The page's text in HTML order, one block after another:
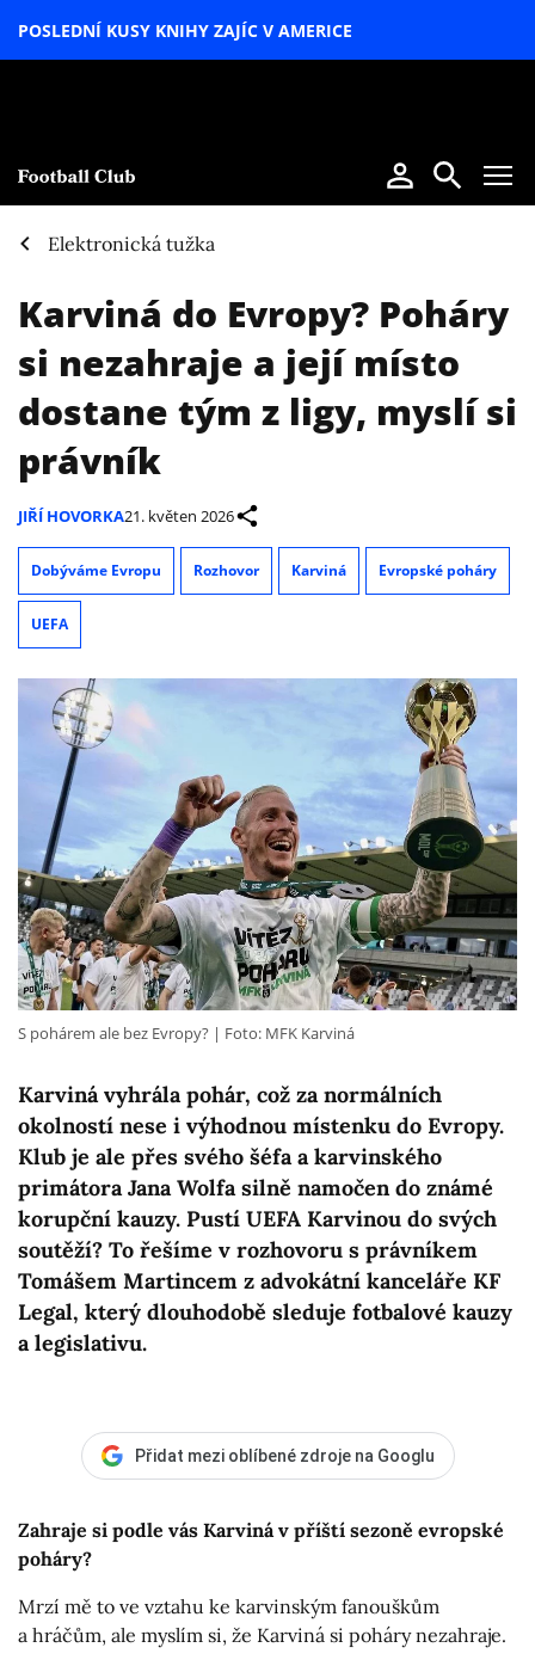
POSLEDNÍ KUSY KNIHY ZAJÍC V AMERICE
Elektronická tužka
Karviná do Evropy? Poháry
si nezahraje a její místo
dostane tým z ligy, myslí si
právník
JIŘÍ HOVORKA21. květen 2026
Dobýváme Evropu Rozhovor Karviná Evropské poháry
UEFA
Karviná vyhrála pohár, což za normálních
okolností nese i výhodnou místenku do Evropy.
Klub je ale přes svého šéfa a karvinského
primátora Jana Wolfa silně namočen do známé
korupční kauzy. Pustí UEFA Karvinou do svých
soutěží? To řešíme v rozhovoru s právníkem
Tomášem Martincem z advokátní kanceláře KF
Legal, který dlouhodobě sleduje fotbalové kauzy
a legislativu.
S pohárem ale bez Evropy? Foto: MFK Karviná
Přidat mezi oblíbené zdroje na Googlu
Zahraje si podle vás Karviná v příští sezoně evropské
poháry?
Mrzí mě to ve vztahu ke karvinským fanouškům
a hráčům, ale myslím si, že Karviná si poháry nezahraje.